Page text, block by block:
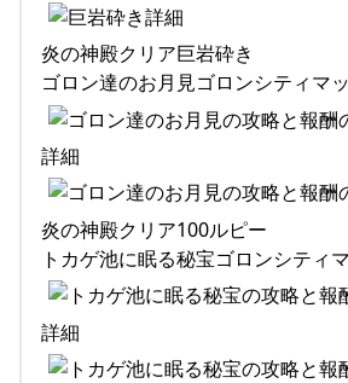
炎の神殿クリア巨岩砕き
ゴロン達のお月見ゴロンシティマ
詳細
炎の神殿クリア100ルピー
トカゲ池に眠る秘宝ゴロンシティ
詳細